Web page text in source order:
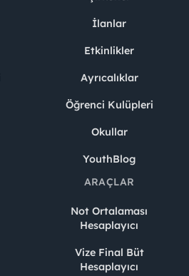
İlanlar
Etkinlikler
Ayrıcalıklar
Öğrenci Kulüpleri
Okullar
YouthBlog
ARAÇLAR
Not Ortalaması
Hesaplayıcı
Vize Final Büt
Hesaplayıcı